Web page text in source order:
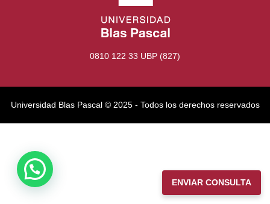
0810 122 33 UBP (827)
Universidad Blas Pascal ©️ 2025 - Todos los derechos reservados
ENVIAR CONSULTA